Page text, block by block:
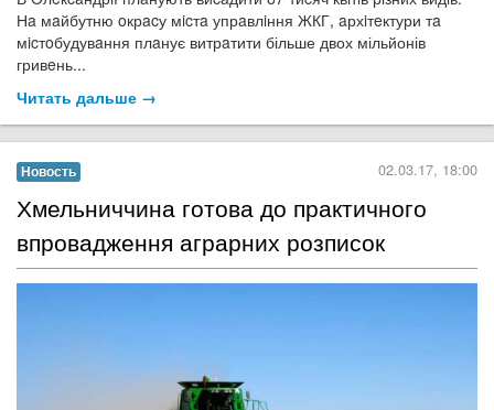
Нa мaйбутню oкрacу мicтa упрaвлiння ЖКГ, aрхiтeктури тa
мicтoбудувaння плaнує витрaтити більше двох мільйонів
гривeнь...
Читать дальше →
Новость 02.03.17, 18:00
​Хмельниччина готова до практичного
впровадження аграрних розписок